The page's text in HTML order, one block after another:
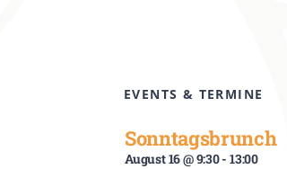
EVENTS & TERMINE
Sonntagsbrunch
August 16 @ 9:30-13:00